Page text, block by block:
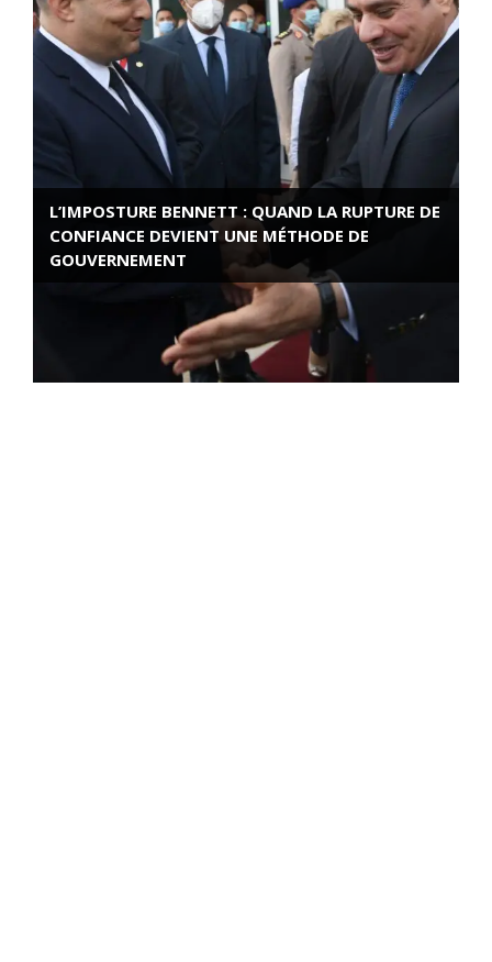
L’IMPOSTURE BENNETT : QUAND LA RUPTURE DE
CONFIANCE DEVIENT UNE MÉTHODE DE
GOUVERNEMENT
ROSE VALLAND, HEROÏNE DE LA RESISTANCE